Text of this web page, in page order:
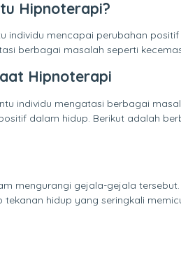
Hipnoterapi?
mencapai perubahan
berbagai masalah seperti
Hipnoterapi
individu mengatasi berbagai
dalam hidup. Berikut adalah
mengurangi gejala-gejala
hidup yang seringkali